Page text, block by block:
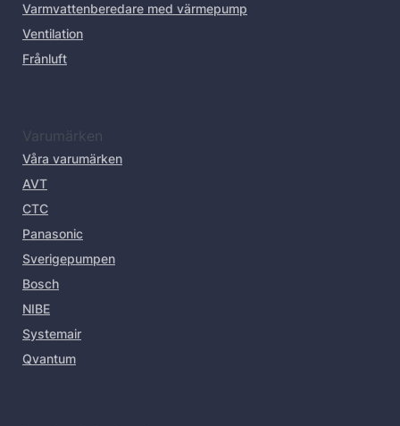
Varmvattenberedare med värmepump
Ventilation
Frånluft
Varumärken
Våra varumärken
AVT
CTC
Panasonic
Sverigepumpen
Bosch
NIBE
Systemair
Qvantum